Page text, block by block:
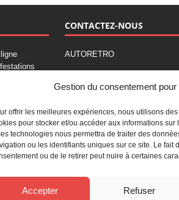
Gestion du consentement
offrir les meilleures expériences, nous utilisons
pour stocker et/ou accéder aux informations
technologies nous permettra de traiter des
ou les identifiants uniques sur ce site. Le fait
ou de le retirer peut nuire à certaines
Accepter Refuser
CONTACTEZ-NOUS
AUTORETRO
77309 Fontainebleau Cedex
Fax: 01 60 39 69 00
Nous contacter par email
Mentions légales
Gestion des cookies